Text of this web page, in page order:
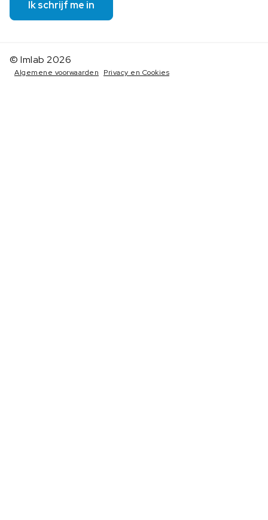
Ik schrijf me in
© Imlab 2026
Algemene voorwaarden Privacy en Cookies